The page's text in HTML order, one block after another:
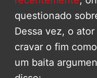
questionado
Dessa vez, o
cravar o fim
um baita